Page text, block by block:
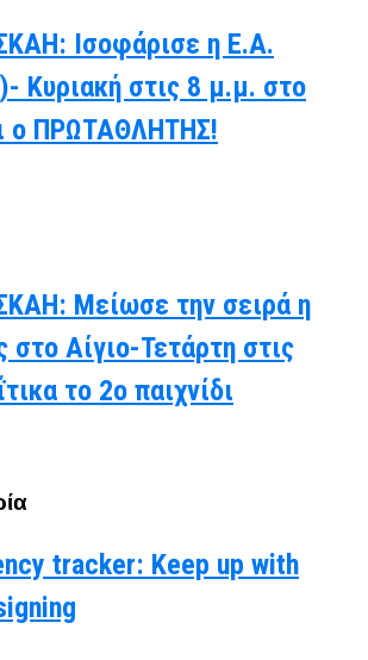
Ισοφάρισε η Ε.Α.
Κυριακή στις 8 μ.μ. στο
ο ΠΡΩΤΑΘΛΗΤΗΣ!
Μείωσε την σειρά η
στο Αίγιο-Τετάρτη στις
το 2ο παιχνίδι
tracker: Keep up with